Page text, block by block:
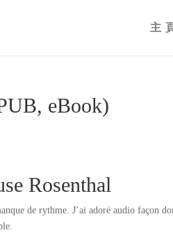
主
eBook)
Rosenthal
de rythme. J’ai adoré audio façon